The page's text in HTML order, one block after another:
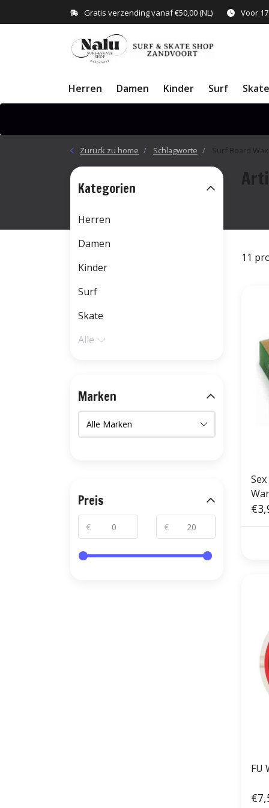
Gratis verzending vanaf €50,00 (NL) Voor
Herren Damen Kinder Surf Skate
Zurück zu home Schlagworte Surf Board Wax
11
FU
Kategorien
Herren
Damen
Kinder
Surf
Skate
Alle
Marken
Preis
€ €